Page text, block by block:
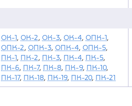
ОК-1, ОК-2, ОК-3, ОК-4, ОПК-1,
ОПК-2, ОПК-3, ОПК-4, ОПК-5,
ПК-1, ПК-2, ПК-3, ПК-4, ПК-5,
ПК-6, ПК-7, ПК-8, ПК-9, ПК-10,
ПК-17, ПК-18, ПК-19, ПК-20, ПК-21